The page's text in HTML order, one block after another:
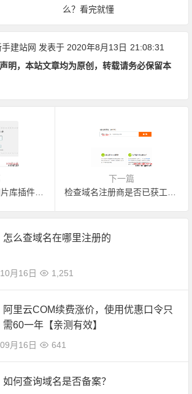
么？看完就懂
手建站网 发表于 2020年8月13日 21:08:31
明，本站文章均为原创，转载请务必保留本
下一篇
怎么查域名在哪里注册的
10月16日 1,251
阿里云COM续费涨价，使用优惠口令只
需60一年【亲测有效】
09月16日 641
如何查询域名是否备案？